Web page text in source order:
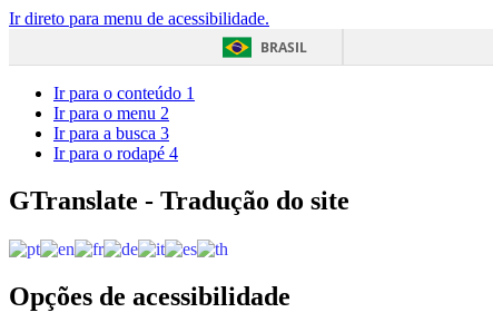
Ir direto para menu de acessibilidade.
BRASIL
Ir para o conteúdo 1
Ir para o menu 2
Ir para a busca 3
Ir para o rodapé 4
GTranslate - Tradução do site
Opções de acessibilidade